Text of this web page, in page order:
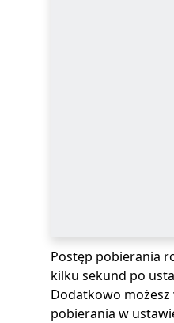
Postęp pobierania
kilku sekund po
Dodatkowo
pobierania w